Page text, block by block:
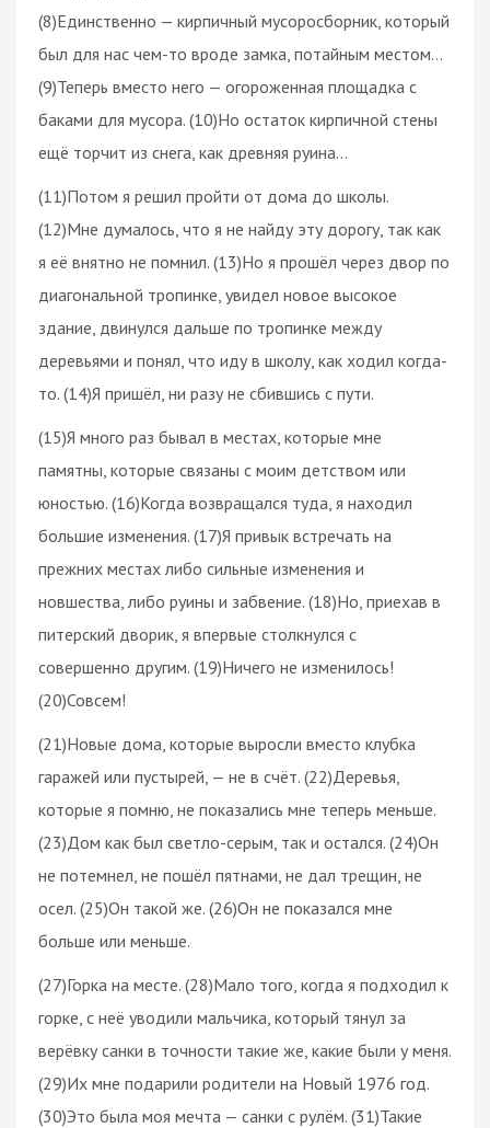
(8)Единственно — кирпичный мусоросборник, который
был для нас чем-то вроде замка, потайным местом…
(9)Теперь вместо него — огороженная площадка с
баками для мусора. (10)Но остаток кирпичной стены
ещё торчит из снега, как древняя руина…
(11)Потом я решил пройти от дома до школы.
(12)Мне думалось, что я не найду эту дорогу, так как
я её внятно не помнил. (13)Но я прошёл через двор по
диагональной тропинке, увидел новое высокое
здание, двинулся дальше по тропинке между
деревьями и понял, что иду в школу, как ходил когда-
то. (14)Я пришёл, ни разу не сбившись с пути.
(15)Я много раз бывал в местах, которые мне
памятны, которые связаны с моим детством или
юностью. (16)Когда возвращался туда, я находил
большие изменения. (17)Я привык встречать на
прежних местах либо сильные изменения и
новшества, либо руины и забвение. (18)Но, приехав в
питерский дворик, я впервые столкнулся с
совершенно другим. (19)Ничего не изменилось!
(20)Совсем!
(21)Новые дома, которые выросли вместо клубка
гаражей или пустырей, — не в счёт. (22)Деревья,
которые я помню, не показались мне теперь меньше.
(23)Дом как был светло-серым, так и остался. (24)Он
не потемнел, не пошёл пятнами, не дал трещин, не
осел. (25)Он такой же. (26)Он не показался мне
больше или меньше.
(27)Горка на месте. (28)Мало того, когда я подходил к
горке, с неё уводили мальчика, который тянул за
верёвку санки в точности такие же, какие были у меня.
(29)Их мне подарили родители на Новый 1976 год.
(30)Это была моя мечта — санки с рулём. (31)Такие